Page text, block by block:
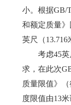
小。根据GB/
和额定质量
英尺（13.716
考虑45英
求，在此次
质量限值》
度限值由13